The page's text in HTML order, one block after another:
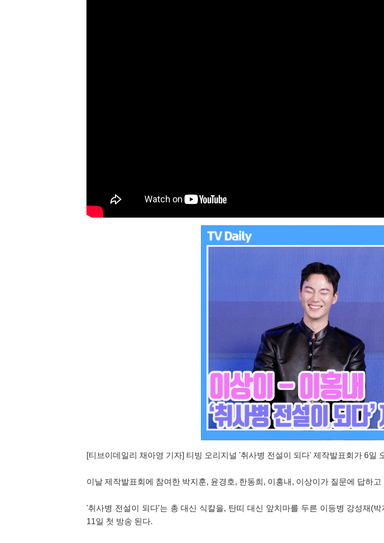
[티브이데일리 채아영 기자] 티빙 오리지널 '취사병 전설이 되다' 제작발표회가 6일
이날 제작발표회에 참여한 박지훈, 윤경호, 한동희, 이홍내, 이상이가 질문에 답하고
'취사병 전설이 되다'는 총 대신 식칼을, 탄띠 대신 앞치마를 두른 이등병 강성재(
11일 첫 방송 된다.